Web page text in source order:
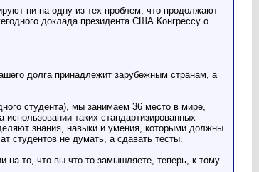
ни на одну из тех проблем, что продолжают
доклада президента США Конгрессу о
долга принадлежит зарубежным странам, а
студента), мы занимаем 36 место в мире,
таких стандартизированных
знания, навыки и умения, которыми должны
студентов не думать, а сдавать тесты.
то, что вы что-то замышляете, теперь, к тому